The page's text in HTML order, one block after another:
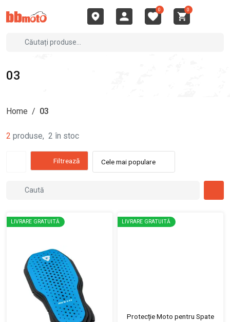
0 0
03
Home / 03
2 produse, 2 în stoc
Filtrează Cele mai populare
LIVRARE GRATUITĂ LIVRARE GRATUITĂ
Protecție Moto pentru Spate